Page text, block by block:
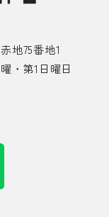
地75番地1
・第1日曜日